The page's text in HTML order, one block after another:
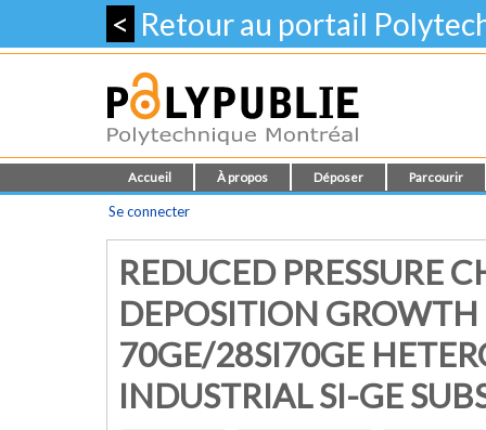
< Retour au portail
Accueil À propos Déposer Parcourir
Se connecter
REDUCED PRESSURE
DEPOSITION
70GE/28SI70GE
INDUSTRIAL SI-GE